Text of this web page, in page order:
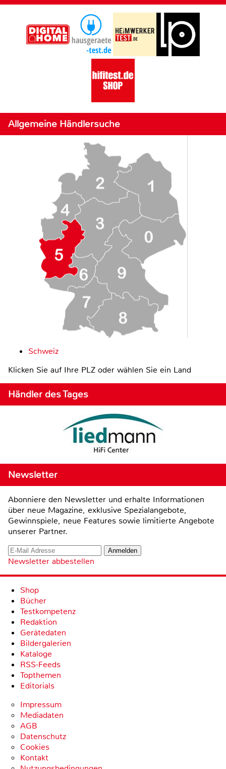
Allgemeine Händlersuche
Schweiz
Klicken Sie auf Ihre PLZ oder wählen Sie ein Land
Händler des Tages
Newsletter
Abonniere den Newsletter und erhalte Informationen
über neue Magazine, exklusive Spezialangebote,
Gewinnspiele, neue Features sowie limitierte Angebote
unserer Partner.
Newsletter abbestellen
Shop
Bücher
Testkompetenz
Redaktion
Gerätedaten
Bildergalerien
Kataloge
RSS-Feeds
Topthemen
Editorials
Impressum
Mediadaten
AGB
Datenschutz
Cookies
Kontakt